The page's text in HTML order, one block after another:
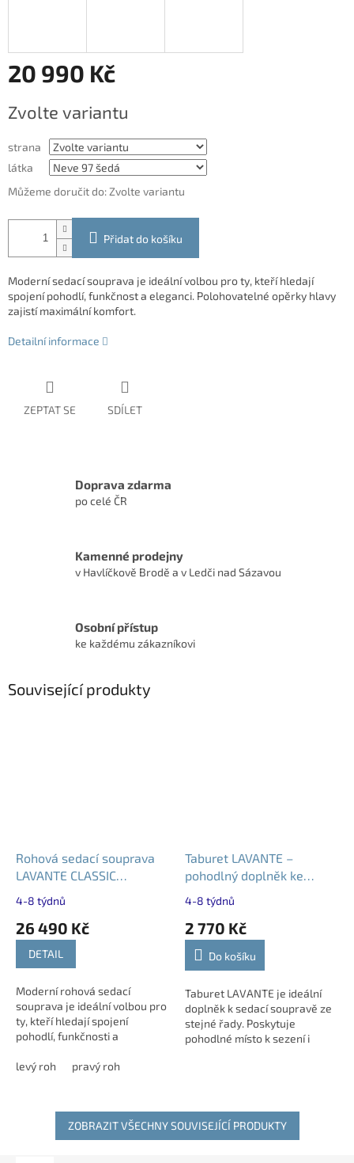
20 990 Kč
cena:
Zvolte variantu
strana
látka
Můžeme doručit do: Zvolte variantu
Přidat do košíku
Moderní sedací souprava je ideální volbou pro ty, kteří hledají
spojení pohodlí, funkčnost a eleganci. Polohovatelné opěrky hlavy
zajistí maximální komfort.
Detailní informace
ZEPTAT SE SDÍLET
Doprava zdarma
po celé ČR
Kamenné prodejny
v Havlíčkově Brodě a v Ledči nad Sázavou
Osobní přístup
ke každému zákazníkovi
Související produkty
Rohová sedací souprava
LAVANTE CLASSIC
4-8 týdnů
26 490 Kč
DETAIL
Moderní rohová sedací
souprava je ideální volbou pro
ty, kteří hledají spojení
pohodlí, funkčnosti a
záhlavníky zajistí maximální
levý roh pravý roh
Taburet LAVANTE –
pohodlný doplněk ke
4-8 týdnů
2 770 Kč
Do košíku
Taburet LAVANTE je ideální
doplněk k sedací soupravě ze
stejné řady. Poskytuje
pohodlné místo k sezení i
ZOBRAZIT VŠECHNY SOUVISEJÍCÍ PRODUKTY